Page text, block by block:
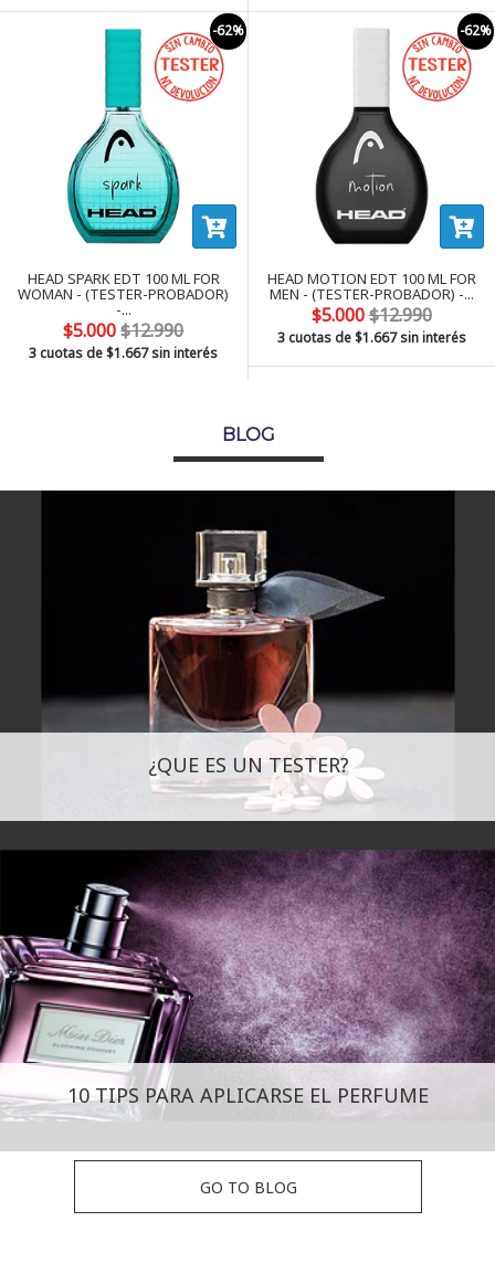
-62%
HEAD SPARK EDT 100 ML FOR
WOMAN - (TESTER-PROBADOR)
-...
$5.000$12.990
3 cuotas de$1.667sin interés
-62%
HEAD MOTION EDT 100 ML FOR
MEN - (TESTER-PROBADOR) -...
$5.000$12.990
3 cuotas de$1.667sin interés
BLOG
¿QUE ES UN TESTER?
10 TIPS PARA APLICARSE EL PERFUME
GO TO BLOG